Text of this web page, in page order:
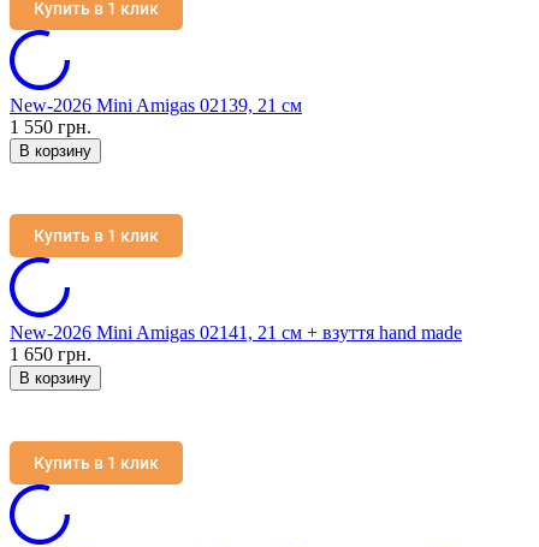
Купить в 1 клик
New-2026 Mini Amigas 02139, 21 см
1 550 грн.
В корзину
Купить в 1 клик
New-2026 Mini Amigas 02141, 21 см + взуття hand made
1 650 грн.
В корзину
Купить в 1 клик